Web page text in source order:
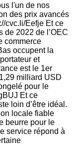
l'un de nos
des prix avancés
cvc.li/Eefje Et ce
de 2022 de l’OEC
commerce
occupent la
et
est le 1er
milliard USD
pour le
Et ce
loin d’être idéal.
locale fiable
beurre pour le
service répond à